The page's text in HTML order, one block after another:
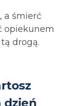
a śmierć
opiekunem
drogą.⁩
dzień